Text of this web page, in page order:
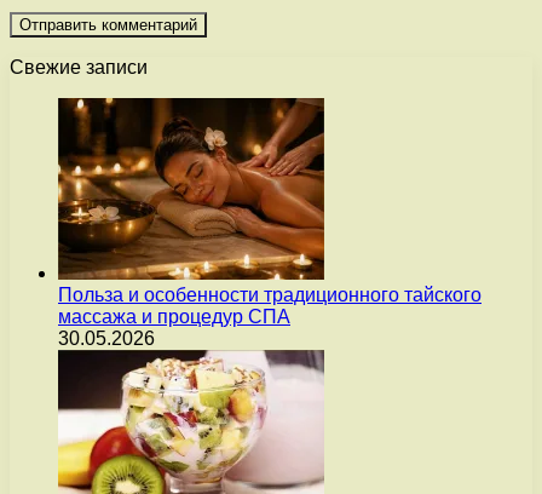
Свежие записи
Польза и особенности традиционного тайского
массажа и процедур СПА
30.05.2026